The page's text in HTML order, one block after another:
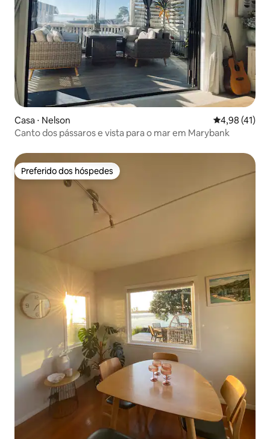
Casa ⋅ Nelson 4,98 de uma
4,98 (41)
Canto dos pássaros e vista para o mar em Marybank
Preferido dos hóspedes
Preferido dos hóspedes